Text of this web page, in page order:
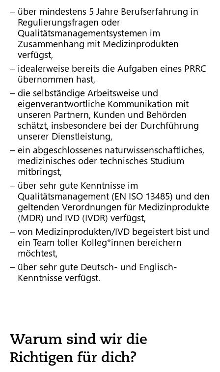
über mindestens 5 Jahre Berufserfahrung in
Regulierungsfragen oder
Qualitätsmanagementsystemen im
Zusammenhang mit Medizinprodukten
verfügst,
idealerweise bereits die Aufgaben eines PRRC
übernommen hast,
die selbständige Arbeitsweise und
eigenverantwortliche Kommunikation mit
unseren Partnern, Kunden und Behörden
schätzt, insbesondere bei der Durchführung
unserer Dienstleistung,
ein abgeschlossenes naturwissenschaftliches,
medizinisches oder technisches Studium
mitbringst,
über sehr gute Kenntnisse im
Qualitätsmanagement (EN ISO 13485) und den
geltenden Verordnungen für Medizinprodukte
(MDR) und IVD (IVDR) verfügst,
von Medizinprodukten/IVD begeistert bist und
ein Team toller Kolleg*innen bereichern
möchtest,
über sehr gute Deutsch- und Englisch-
Kenntnisse verfügst.
Warum sind wir die
Richtigen für dich?